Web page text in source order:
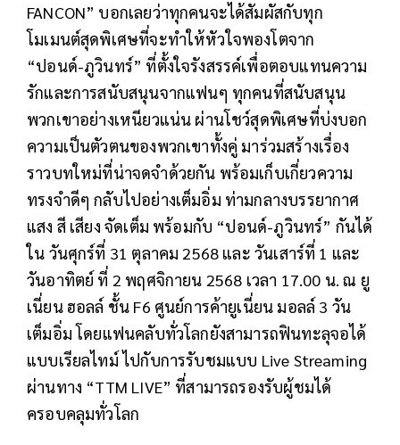
FANCON” บอกเลยว่าทุกคนจะได้สัมผัสกับทุก
โมเมนต์สุดพิเศษที่จะทำให้หัวใจพองโตจาก
“ปอนด์-ภูวินทร์” ที่ตั้งใจรังสรรค์เพื่อตอบแทนความ
รักและการสนับสนุนจากแฟนๆ ทุกคนที่สนับสนุน
พวกเขาอย่างเหนียวแน่น ผ่านโชว์สุดพิเศษที่บ่งบอก
ความเป็นตัวตนของพวกเขาทั้งคู่ มาร่วมสร้างเรื่อง
ราวบทใหม่ที่น่าจดจำด้วยกัน พร้อมเก็บเกี่ยวความ
ทรงจำดีๆ กลับไปอย่างเต็มอิ่ม ท่ามกลางบรรยากาศ
แสง สี เสียง จัดเต็ม พร้อมกับ “ปอนด์-ภูวินทร์” กันได้
ใน วันศุกร์ที่ 31 ตุลาคม 2568 และ วันเสาร์ที่ 1 และ
วันอาทิตย์ ที่ 2 พฤศจิกายน 2568 เวลา 17.00 น. ณ ยู
เนี่ยน ฮอลล์ ชั้น F6 ศูนย์การค้ายูเนี่ยน มอลล์ 3 วัน
เต็มอิ่ม โดยแฟนคลับทั่วโลกยังสามารถฟินทะลุจอได้
แบบเรียลไทม์ ไปกับการรับชมแบบ Live Streaming
ผ่านทาง “TTM LIVE” ที่สามารถรองรับผู้ชมได้
ครอบคลุมทั่วโลก